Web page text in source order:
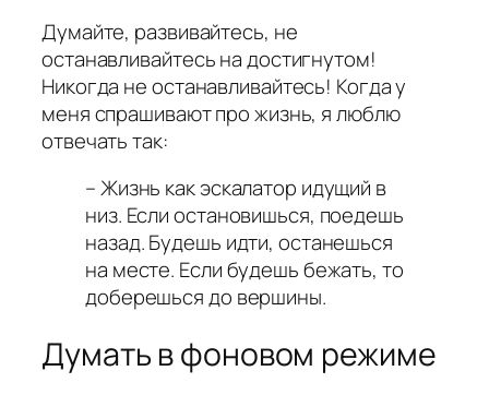
Думайте, развивайтесь, не
останавливайтесь на достигнутом!
Никогда не останавливайтесь! Когда у
меня спрашивают про жизнь, я люблю
отвечать так:
– Жизнь как эскалатор идущий в
низ. Если остановишься, поедешь
назад. Будешь идти, останешься
на месте. Если будешь бежать, то
доберешься до вершины.
Думать в фоновом режиме